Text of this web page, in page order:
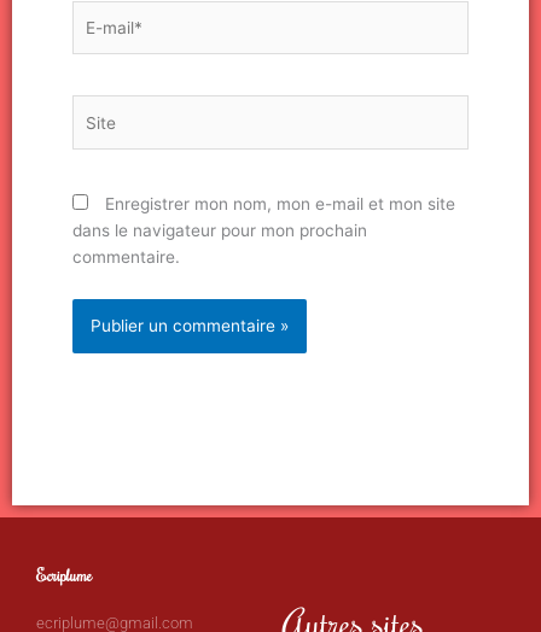
mail*
Enregistrer mon nom, mon e-mail et mon site
dans le navigateur pour mon prochain
commentaire.
Ecriplume
ecriplume@gmail.com Autres sites